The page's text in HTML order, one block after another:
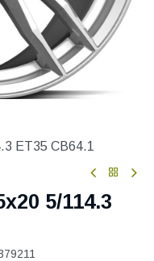
ET35 CB64.1
5/114.3